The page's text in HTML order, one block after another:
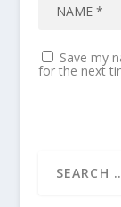
Save my
for the next